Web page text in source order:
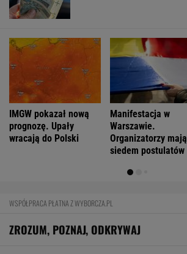
IMGW pokazał nową
prognozę. Upały
wracają do Polski
Manifestacja w
Warszawie.
Organizatorzy mają
siedem postulatów
WSPÓŁPRACA PŁATNA Z WYBORCZA.PL
ZROZUM, POZNAJ, ODKRYWAJ